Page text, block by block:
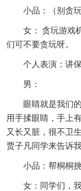
小品：（别贪玩
女： 贪玩游戏机
们可不要贪玩呀。
个人表演：讲保
男：
眼睛就是我们的
用手揉眼睛，手上
又长又脏，很不卫
贾子凡同学来告诉我
小品：帮桐桐挑
女：同学们，我